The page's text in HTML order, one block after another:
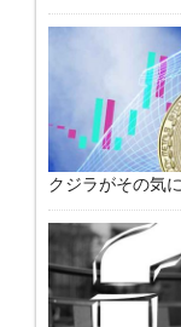
クジラがその気